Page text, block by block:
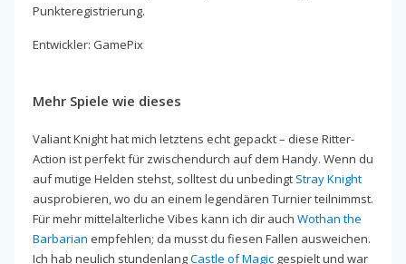
Punkteregistrierung.
Entwickler: GamePix
Mehr Spiele wie dieses
Valiant Knight hat mich letztens echt gepackt – diese Ritter-
Action ist perfekt für zwischendurch auf dem Handy. Wenn du
auf mutige Helden stehst, solltest du unbedingt Stray Knight
ausprobieren, wo du an einem legendären Turnier teilnimmst.
Für mehr mittelalterliche Vibes kann ich dir auch Wothan the
Barbarian empfehlen; da musst du fiesen Fallen ausweichen.
Ich hab neulich stundenlangCastle of Magic gespielt und war